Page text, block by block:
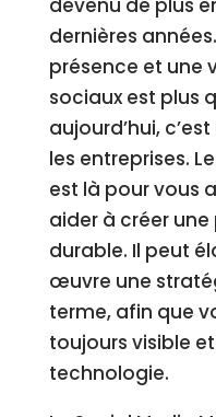
devenu de plus
dernières
présence et une
sociaux est plus
aujourd’hui,
les entreprises.
est là pour vous
aider à créer
durable. Il peut
œuvre une
terme, afin que
toujours visible
technologie.